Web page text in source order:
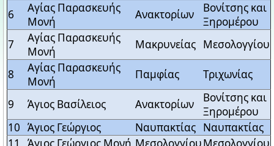
6
Αγίας Παρασκευής
Μονή
Ανακτορίων
Βονίτσης και
Ξηρομέρου
7
Αγίας Παρασκευής
Μονή
Μακρυνείας Μεσολογγίου
8
Αγίας Παρασκευής
Μονή
Παμφίας Τριχωνίας
9 Άγιος Βασίλειος Ανακτορίων
Βονίτσης και
Ξηρομέρου
10 Άγιος Γεώργιος Ναυπακτίας Ναυπακτίας